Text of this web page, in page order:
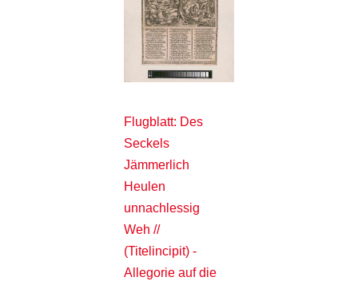
Flugblatt: Des
Seckels
Jämmerlich
Heulen
unnachlessig
Weh //
(Titelincipit) -
Allegorie auf die